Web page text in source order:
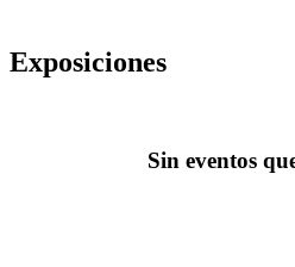
Exposiciones
Sin eventos